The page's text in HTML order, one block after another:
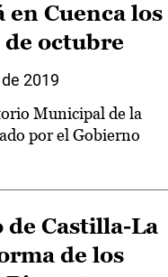
en Cuenca los
de octubre
2019
Municipal de la
por el Gobierno
de Castilla-La
de los